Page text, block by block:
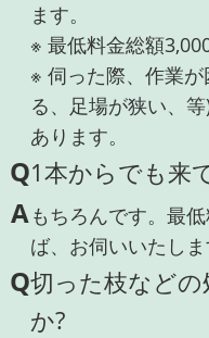
ます。
※ 最低料金総額
※ 伺った際、作業
る、足場が狭い、
あります。
Q1本からでも来
Aもちろんです。最
ば、お伺いいたしま
Q切った枝など
か?